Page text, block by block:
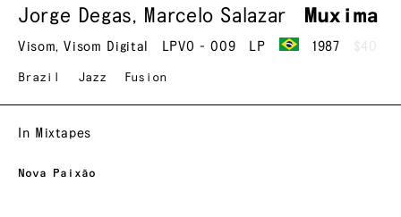
Jorge Degas, Marcelo Salazar Muxima
Visom,Visom Digital LPVO - 009 LP 1987 $40
Brazil Jazz Fusion
In Mixtapes
Nova Paixão